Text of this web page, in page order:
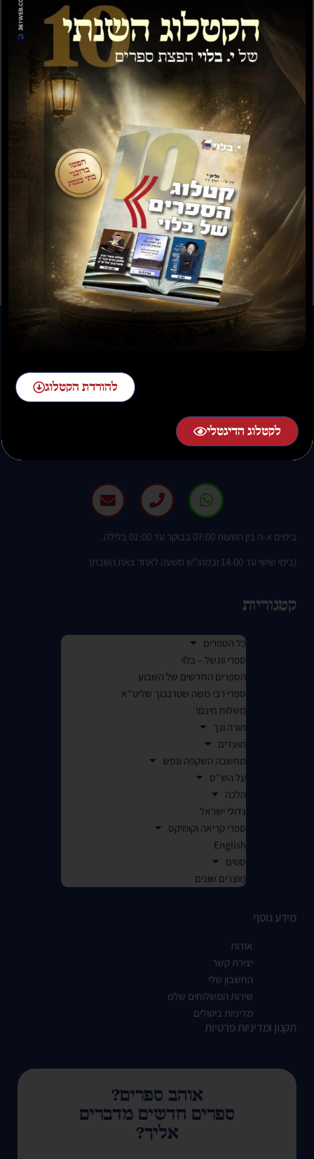
מבצע
תשועה ברוב יועץ
₪35.00 ₪ 15.00
תשובה מאת הרב ראובן
לויכטר שליטא
₪ 20.00 ₪30.00
להזמנות חייגו:
02-58-58-58-1 שלוחה 2
בימים א-ה בין השעות 07:00 בבוקר עד 01:00 בלילה.
(בימי שישי עד 14:00 ובמוצ"ש משעה לאחר צאת השבת)
קטגוריות
כל הספרים
ספרי ווגשל – בלוי
הספרים החדשים של השבוע
ספרי רבי משה שטרנבוך שליט"א
משלוח חינם!
תורה ונך
מועדים
מחשבה השקפה ונפש
על הש"ס
הלכה
גדולי ישראל
ספרי קריאה וקומיקס
English
סטים
מוצרים שונים
מידע נוסף
אודות
יצירת קשר
החשבון שלי
שירות המשלוחים שלנו
מדיניות ביטולים
תקנון ומדיניות פרטיות
אוהב ספרים?
ספרים חדשים מדברים
אליך?
להורדת הקטלוג
לקטלוג הדיגטלי